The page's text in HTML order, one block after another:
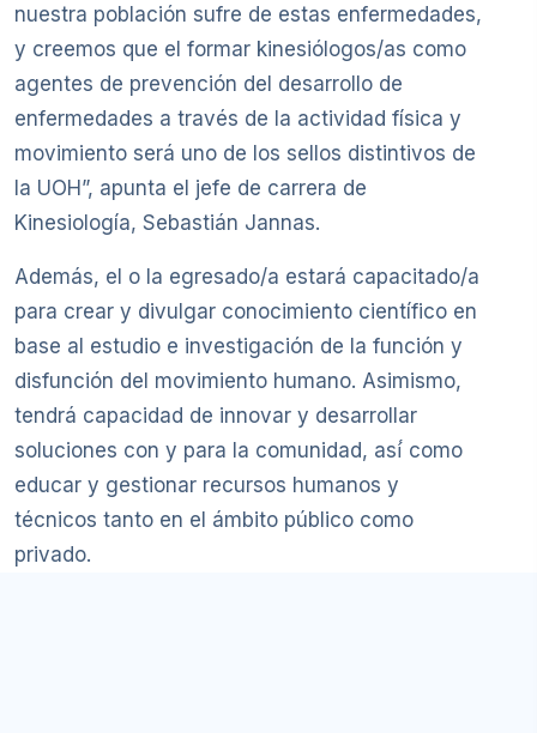
nuestra población sufre de estas enfermedades,
y creemos que el formar kinesiólogos/as como
agentes de prevención del desarrollo de
enfermedades a través de la actividad física y
movimiento será uno de los sellos distintivos de
la UOH”, apunta el jefe de carrera de
Kinesiología, Sebastián Jannas.
Además, el o la egresado/a estará capacitado/a
para crear y divulgar conocimiento científico en
base al estudio e investigación de la función y
disfunción del movimiento humano. Asimismo,
tendrá capacidad de innovar y desarrollar
soluciones con y para la comunidad, así́ como
educar y gestionar recursos humanos y
técnicos tanto en el ámbito público como
privado.